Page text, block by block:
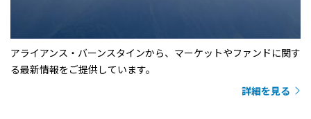
アライアンス・バーンスタインから、マーケットやファンドに関す
る最新情報をご提供しています。
詳細を見る